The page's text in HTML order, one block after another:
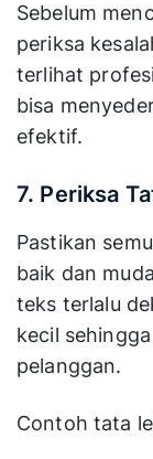
Sebelum
periksa
terlihat
bisa
efektif.
7. Periksa
Pastikan
baik dan
teks terlalu
kecil
pelanggan.
Contoh tata